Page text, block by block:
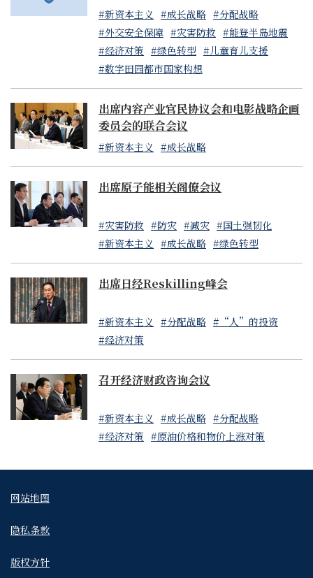
#新资本主义 #成长战略 #分配战略
#外交安全保障 #灾害防救 #能登半岛地震
#经济对策 #绿色转型 #儿童育儿支援
#数字田园都市国家构想
出席内容产业官民协议会和电影战略企画
委员会的联合会议
#新资本主义 #成长战略
出席原子能相关阁僚会议
#灾害防救 #防灾 #减灾 #国土强韧化
#新资本主义 #成长战略 #绿色转型
出席日经Reskilling峰会
#新资本主义 #分配战略 #“人”的投资
#经济对策
召开经济财政咨询会议
#新资本主义 #成长战略 #分配战略
#经济对策 #原油价格和物价上涨对策
网站地图
隐私条款
版权方针